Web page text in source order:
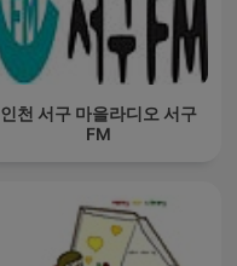
인천 서구 마을라디오 서구
FM